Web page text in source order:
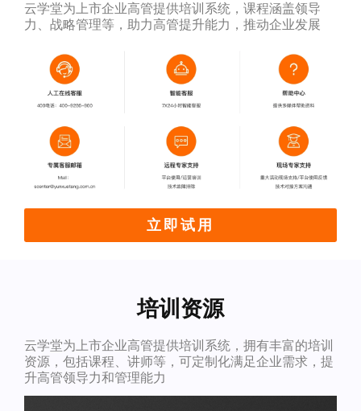
云学堂为上市企业高管提供培训系统，课程涵盖领导
力、战略管理等，助力高管提升能力，推动企业发展
立即试用
培训资源
云学堂为上市企业高管提供培训系统，拥有丰富的培训
资源，包括课程、讲师等，可定制化满足企业需求，提
升高管领导力和管理能力